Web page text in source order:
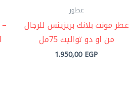
عطور
عطر مونت بلانك بريزينس للرجال
من او دو تواليت 75مل
1.950,00EGP